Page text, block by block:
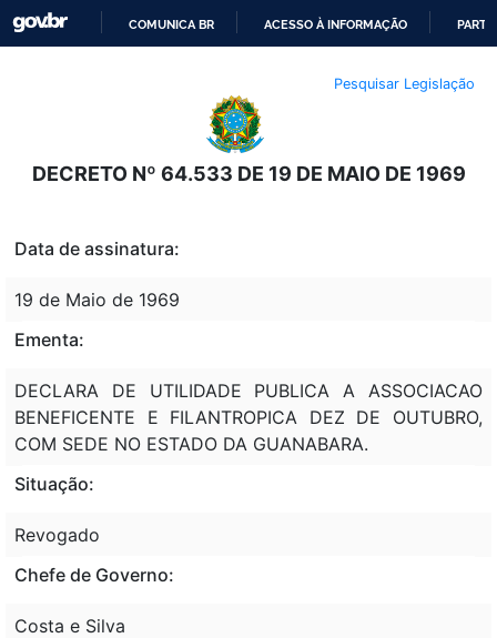
O
CONTEÚDO
COMUNICA BR ACESSO À INFORMAÇÃO
Pesquisar Legislação
DECRETO Nº 64.533 DE 19 DE MAIO DE 1969
Data de assinatura:
19 de Maio de 1969
Ementa:
DECLARA DE UTILIDADE PUBLICA A ASSOCIACAO
BENEFICENTE E FILANTROPICA DEZ DE OUTUBRO,
COM SEDE NO ESTADO DA GUANABARA.
Situação:
Revogado
Chefe de Governo:
Costa e Silva